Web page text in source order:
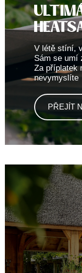
V létě stíní,
Sám se umí
Za příplatek
nevymyslíte
PŘEJÍT